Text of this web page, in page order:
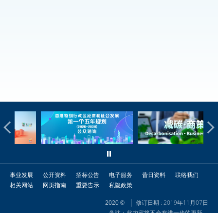
事业发展 公开资料 招标公告 电子服务 昔日资料
联络我们
相关网站
网页指南 重要告示 私隐政策
2020 ©
修订日期 : 2019年11月07日